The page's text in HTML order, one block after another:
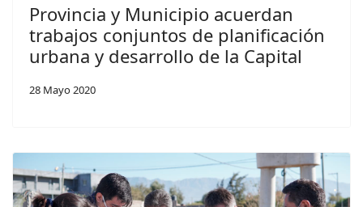
Provincia y Municipio acuerdan
trabajos conjuntos de planificación
urbana y desarrollo de la Capital
28 Mayo 2020